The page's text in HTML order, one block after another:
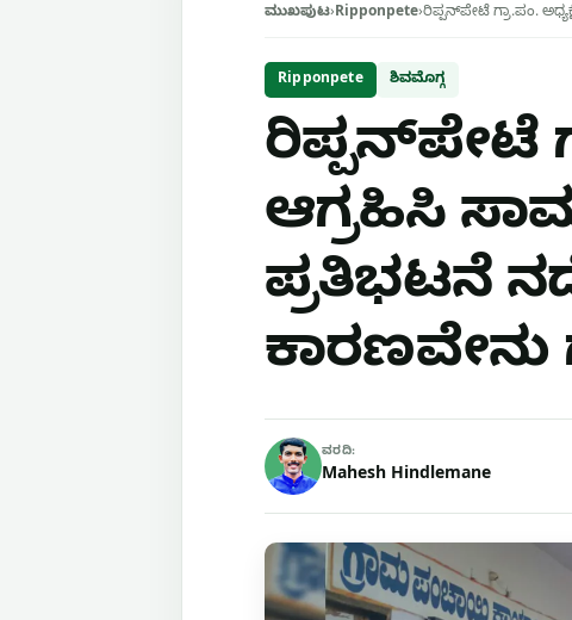
ಮುಖಪುಟ›Ripponpete›ರಿಪ್ಪನ್‌ಪೇಟೆ ಗ್ರಾ.ಪಂ.
Ripponpete ಶಿವಮೊಗ್ಗ
ರಿಪ್ಪನ್‌ಪೇಟೆ
ಆಗ್ರಹಿಸಿ
ಪ್ರತಿಭಟನೆ
ಕಾರಣವೇನು
ವರದಿ:
Mahesh Hindlemane